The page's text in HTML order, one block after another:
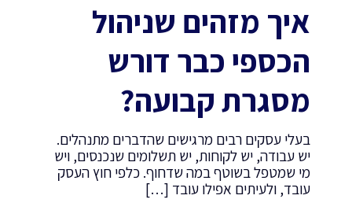
איך מזהים שניהול
הכספי כבר דורש
מסגרת קבועה?
בעלי עסקים רבים מרגישים שהדברים מתנהלים.
יש עבודה, יש לקוחות, יש תשלומים שנכנסים, ויש
מי שמטפל בשוטף במה שדחוף. כלפי חוץ העסק
עובד, ולעיתים אפילו עובד […]